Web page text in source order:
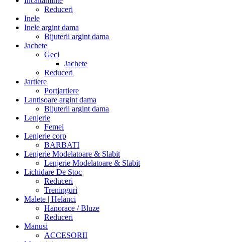
Reduceri
Inele
Inele argint dama
Bijuterii argint dama
Jachete
Geci
Jachete
Reduceri
Jartiere
Portjartiere
Lantisoare argint dama
Bijuterii argint dama
Lenjerie
Femei
Lenjerie corp
BARBATI
Lenjerie Modelatoare & Slabit
Lenjerie Modelatoare & Slabit
Lichidare De Stoc
Reduceri
Treninguri
Malete | Helanci
Hanorace / Bluze
Reduceri
Manusi
ACCESORII